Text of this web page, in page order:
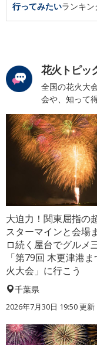
行ってみたいランキン
花火トピッ
全国の花火大
会や、知って
大迫力！関東屈指の
スターマインと会場
ロ続く屋台でグルメ
「第79回 木更津港
火大会」に行こう
千葉県
2026年7月30日 19:50 更新